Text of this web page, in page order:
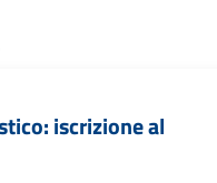
iscrizione al